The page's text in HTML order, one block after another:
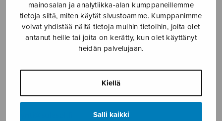
mainosalan ja analytiikka-alan kumppaneillemme
tietoja siitä, miten käytät sivustoamme. Kumppanimme
voivat yhdistää näitä tietoja muihin tietoihin, joita olet
antanut heille tai joita on kerätty, kun olet käyttänyt
heidän palvelujaan.
Kiellä
Salli kaikki
Sulasol nuottikauppa
Tallberginkatu 1 B, 1,5 krs.
00180 Helsinki